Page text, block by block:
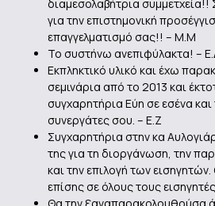
διαμεσολαβήτρια συμμετχεία!!
για την επιστημονική
επαγγελματισμό σας!! – Μ.Μ
Το συστήνω ανεπιφύλακτα! –
Eκπληκτικό υλικό και έχω
σεμινάρια από το 2013 και
συγχαρητήρια Εύη σε εσένα
συνεργάτες σου. – Ε.Ζ
Συγχαρητήρια στην κα
της για τη διοργάνωση, την
και την επιλογή των
επίσης σε όλους τους